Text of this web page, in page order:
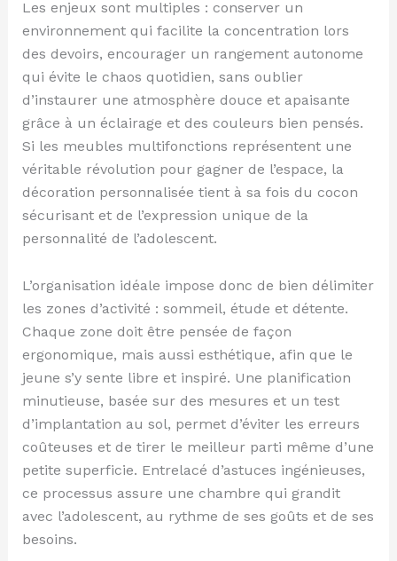
Les enjeux sont multiples : conserver un
environnement qui facilite la concentration lors
des devoirs, encourager un rangement autonome
qui évite le chaos quotidien, sans oublier
d’instaurer une atmosphère douce et apaisante
grâce à un éclairage et des couleurs bien pensés.
Si les meubles multifonctions représentent une
véritable révolution pour gagner de l’espace, la
décoration personnalisée tient à sa fois du cocon
sécurisant et de l’expression unique de la
personnalité de l’adolescent.
L’organisation idéale impose donc de bien délimiter
les zones d’activité : sommeil, étude et détente.
Chaque zone doit être pensée de façon
ergonomique, mais aussi esthétique, afin que le
jeune s’y sente libre et inspiré. Une planification
minutieuse, basée sur des mesures et un test
d’implantation au sol, permet d’éviter les erreurs
coûteuses et de tirer le meilleur parti même d’une
petite superficie. Entrelacé d’astuces ingénieuses,
ce processus assure une chambre qui grandit
avec l’adolescent, au rythme de ses goûts et de ses
besoins.